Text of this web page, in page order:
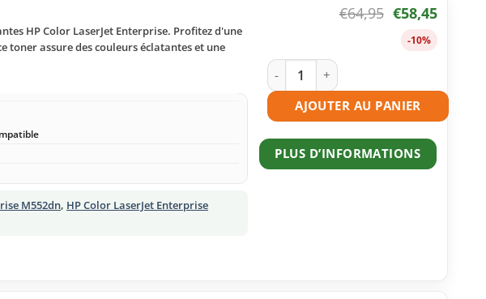
HP Color LaserJet Enterprise. Profitez d'une
assure des couleurs éclatantes et une
M552dn, HP Color LaserJet Enterprise
€64,95 €58,45
-10%
quantité de Toner compatible HP 508A
AJOUTER AU PANIER
PLUS D’INFORMATIONS